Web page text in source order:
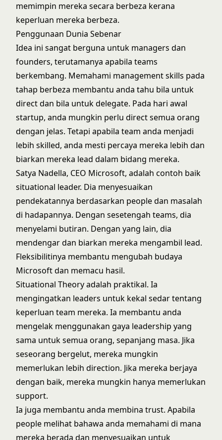
memimpin mereka secara berbeza kerana
keperluan mereka berbeza.
Penggunaan Dunia Sebenar
Idea ini sangat berguna untuk managers dan
founders, terutamanya apabila teams
berkembang. Memahami management skills pada
tahap berbeza membantu anda tahu bila untuk
direct dan bila untuk delegate. Pada hari awal
startup, anda mungkin perlu direct semua orang
dengan jelas. Tetapi apabila team anda menjadi
lebih skilled, anda mesti percaya mereka lebih dan
biarkan mereka lead dalam bidang mereka.
Satya Nadella, CEO Microsoft, adalah contoh baik
situational leader. Dia menyesuaikan
pendekatannya berdasarkan people dan masalah
di hadapannya. Dengan sesetengah teams, dia
menyelami butiran. Dengan yang lain, dia
mendengar dan biarkan mereka mengambil lead.
Fleksibilitinya membantu mengubah budaya
Microsoft dan memacu hasil.
Situational Theory adalah praktikal. Ia
mengingatkan leaders untuk kekal sedar tentang
keperluan team mereka. Ia membantu anda
mengelak menggunakan gaya leadership yang
sama untuk semua orang, sepanjang masa. Jika
seseorang bergelut, mereka mungkin
memerlukan lebih direction. Jika mereka berjaya
dengan baik, mereka mungkin hanya memerlukan
support.
Ia juga membantu anda membina trust. Apabila
people melihat bahawa anda memahami di mana
mereka berada dan menyesuaikan untuk